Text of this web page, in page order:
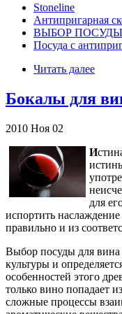
Stoneline
Антипригарная
ВЫБОР ПОСУДЫ
Посуда с
Читать далее
Бокалы для
2010 Ноя 02
И
для
испортить
правильно и из
Выбор посуды для вина
культуры и
особенностей этого
только вино попадает
сложные процессы